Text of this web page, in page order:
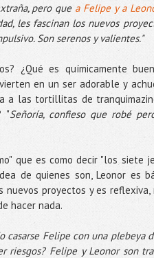
pero que a Felipe y a
les fascinan los nuevos
Son serenos y valientes."
¿Qué es químicamente
en un ser adorable y
a las tortillitas de
"Señoría, confieso que robé
que es como decir "los siete
de quienes son, Leonor es
proyectos y es reflexiva,
hacer nada.
casarse Felipe con una
riesgos? Felipe y Leonor son